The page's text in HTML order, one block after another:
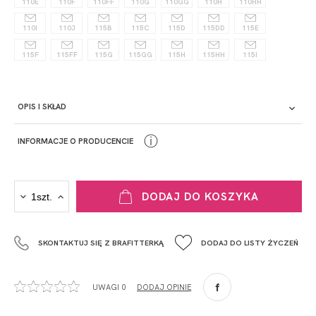
110I 110J 115B 115C 115D 115DD 115E
115F 115FF 115G 115GG 115H 115HH 115I
OPIS I SKŁAD
INFORMACJE O PRODUCENCIE
Fashiontex Group Sp.z o.o. Spółka komandytowa
+48 42 719 43 15
90-057
ⓘ
DODAJ DO KOSZYKA
SKONTAKTUJ SIĘ Z BRAFITTERKĄ DODAJ DO LISTY ŻYCZEŃ
UWAGI 0 DODAJ OPINIĘ